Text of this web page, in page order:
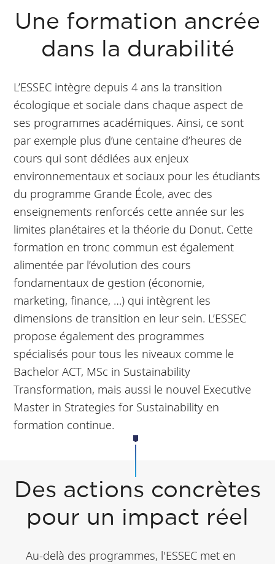
Une formation ancrée
dans la durabilité
L’ESSEC intègre depuis 4 ans la transition
écologique et sociale dans chaque aspect de
ses programmes académiques. Ainsi, ce sont
par exemple plus d’une centaine d’heures de
cours qui sont dédiées aux enjeux
environnementaux et sociaux pour les étudiants
du programme Grande École, avec des
enseignements renforcés cette année sur les
limites planétaires et la théorie du Donut. Cette
formation en tronc commun est également
alimentée par l’évolution des cours
fondamentaux de gestion (économie,
marketing, finance, …) qui intègrent les
dimensions de transition en leur sein. L’ESSEC
propose également des programmes
spécialisés pour tous les niveaux comme le
Bachelor ACT, MSc in Sustainability
Transformation, mais aussi le nouvel Executive
Master in Strategies for Sustainability en
formation continue.
Des actions concrètes
pour un impact réel
Au-delà des programmes, l'ESSEC met en